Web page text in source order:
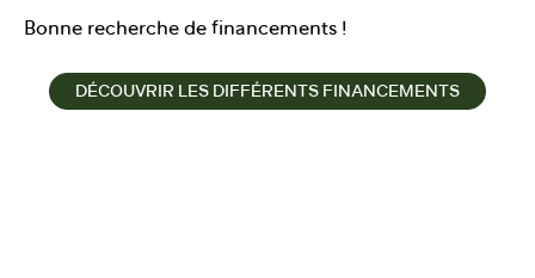
Bonne recherche de financements !
DÉCOUVRIR LES DIFFÉRENTS FINANCEMENTS